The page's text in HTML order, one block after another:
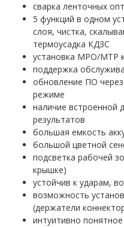
сварка ленточных
5 функций в одном
слоя, чистка,
термоусадка КДЗС
установка MPO/MTP
поддержка
обновление ПО
режиме
наличие встроенной
результатов
большая емкость
большой цветной
подсветка рабочей
крышке)
устойчив к ударам,
возможность
(держатели
интуитивно